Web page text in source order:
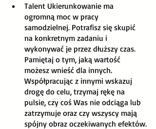
Talent Ukierunkowanie ma
ogromną moc w pracy
samodzielnej. Potrafisz się skupić
na konkretnym zadaniu i
wykonywać je przez dłuższy czas.
Pamiętaj o tym, jaką wartość
możesz wnieść dla innych.
Współpracując z innymi wskazuj
drogę do celu, trzymaj rękę na
pulsie, czy coś Was nie odciąga lub
zatrzymuje oraz czy wszyscy mają
spójny obraz oczekiwanych efektów.